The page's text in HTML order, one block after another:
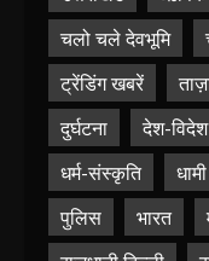
चलो चले देवभूमि
ट्रेंडिंग खबरें
दुर्घटना
देश-विदेश
धर्म-संस्कृति
पुलिस
भारत